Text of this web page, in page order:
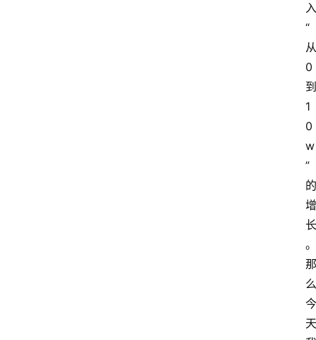
入
“
从
0
到
1
0
w
”
的
增
长
。
那
么
今
天